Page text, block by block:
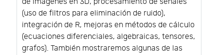
(uso de filtros para eliminación de ruido),
integración de R, mejoras en métodos de cálculo
(ecuaciones diferenciales, algebraicas, tensores,
grafos). También mostraremos algunas de las